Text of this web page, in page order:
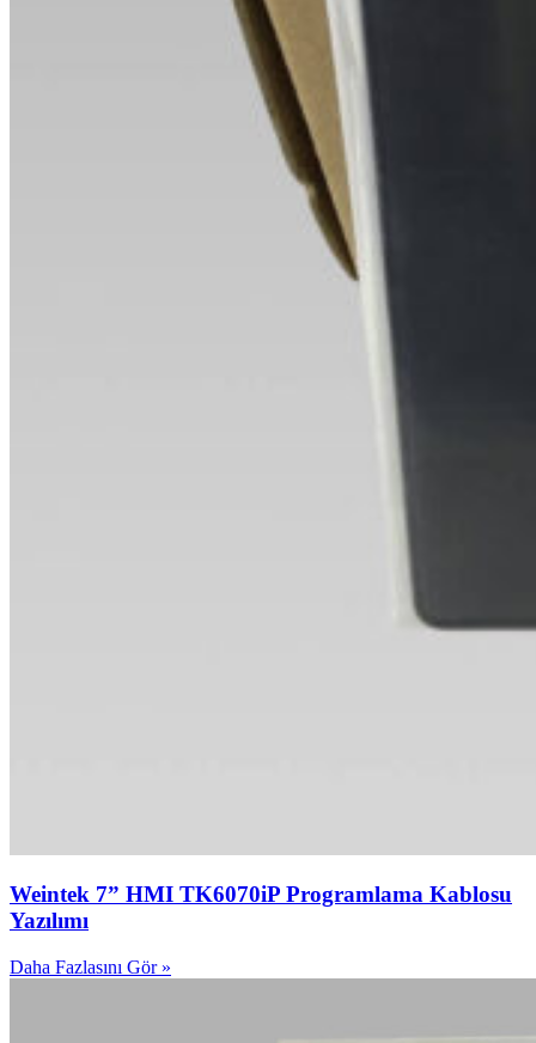
Weintek 7” HMI TK6070iP Programlama Kablosu
Yazılımı
Daha Fazlasını Gör »